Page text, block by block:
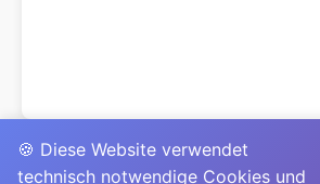
🍪 Diese Website verwendet
technisch notwendige Cookies und